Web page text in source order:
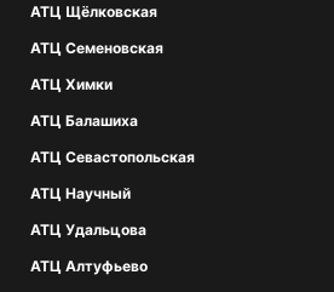
АТЦ Щёлковская
АТЦ Семеновская
АТЦ Химки
АТЦ Балашиха
АТЦ Севастопольская
АТЦ Научный
АТЦ Удальцова
АТЦ Алтуфьево